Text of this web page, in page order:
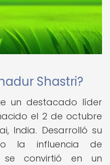
Shastri?
un destacado líder
el 2 de octubre
India. Desarrolló su
la influencia de
convirtió en un